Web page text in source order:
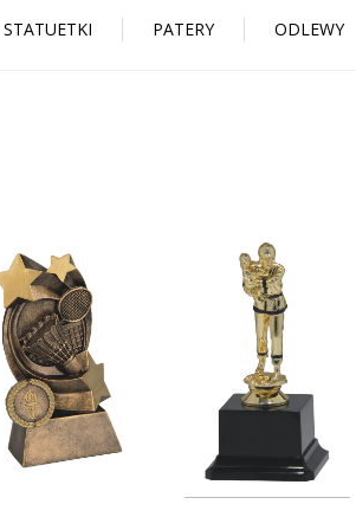
STATUETKI PATERY ODLEWY